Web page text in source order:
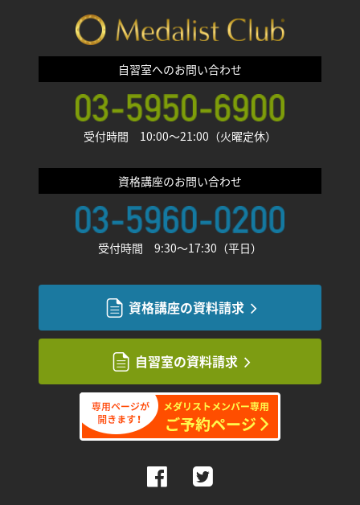
自習室へのお問い合わせ
受付時間 10:00〜21:00（火曜定休）
資格講座のお問い合わせ
受付時間 9:30〜17:30（平日）
資格講座の資料請求
自習室の資料請求